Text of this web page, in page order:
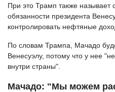
При это Трамп также
обязанности президента
контролировать нефтяные
По словам Трампа, Мачадо
Венесуэлу, потому что у нее
внутри страны".
Мачадо: "Мы можем